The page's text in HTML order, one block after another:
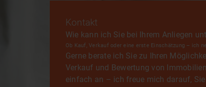
Kontakt
Wie kann ich Sie bei Ihrem Anliegen
Ob Kauf, Verkauf oder eine erste Einschätzung – ich
Gerne berate ich Sie zu Ihren
Verkauf und Bewertung von
einfach an – ich freue mich darauf,